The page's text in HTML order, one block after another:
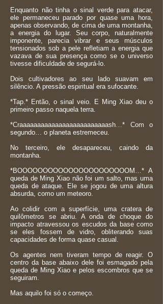
Enquanto não tinha o sinal verde para atacar,
ele permaneceu parado por quase uma hora,
apenas observando, de cima de uma montanha,
a energia do lugar. Seu corpo, naturalmente
imponente, parecia vibrar e seus músculos
tensionados sob a pele refletiam a energia que
vazava de sua presença como se o universo
tivesse dificuldade de segurá-lo.
Dois cultivadores ao seu lado suavam em
silêncio. A pressão espiritual era sufocante.
*Tap.* Então, o sinal veio. E Ming Xiao deu o
primeiro passo naquela terra.
*Craaaaaaaaaaaaaaaaaaaaaaaaash…* Com o
segundo… o planeta estremeceu.
No terceiro, ele desapareceu, caindo da
montanha.
*BOOOOOOOOOOOOOOOOOOOOOOM…* A
queda de Ming Xiao não foi um salto, mas uma
queda de ataque. Ele se jogou de uma altura
absurda, como um meteoro.
Ao colidir com a superfície, uma cratera de
quilômetros se abriu. A onda de choque do
impacto atravessou os escudos da base como
se eles fossem de vidro, obliterando suas
capacidades de forma quase casual.
Os agentes nem tiveram tempo de reagir. O
centro da base abaixo dele foi esmagado pela
queda de Ming Xiao e pelos escombros que se
seguiram.
Mas aquilo foi só o começo.